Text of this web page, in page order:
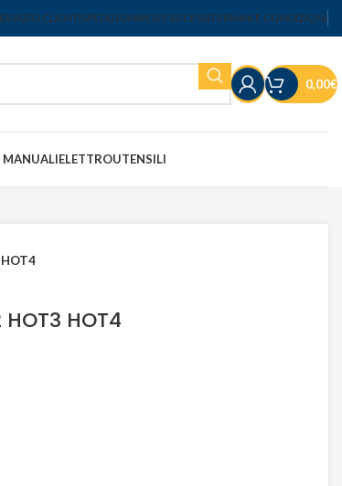
CLIENTISPEDIZIONIRESI E RECESSITERMINI E CONDIZIONI
0,00€
MANUALIELETTROUTENSILI
HOT4
HOT3 HOT4